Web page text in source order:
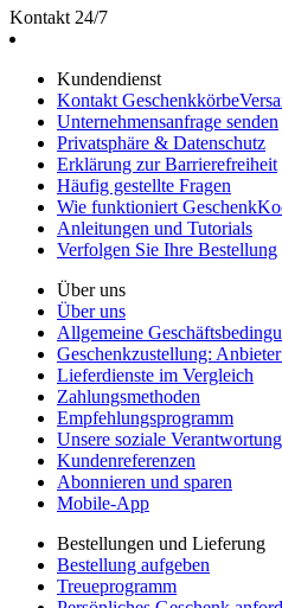
Kontakt 24/7
Kundendienst
Kontakt
Unternehmensanfrage senden
Privatsphäre & Datenschutz
Erklärung zur Barrierefreiheit
Häufig gestellte Fragen
Wie funktioniert
Anleitungen und Tutorials
Verfolgen Sie Ihre Bestellung
Über uns
Über uns
Allgemeine
Geschenkzustellung:
Lieferdienste im Vergleich
Zahlungsmethoden
Empfehlungsprogramm
Unsere soziale Verantwortung
Kundenreferenzen
Abonnieren und sparen
Mobile-App
Bestellungen und Lieferung
Bestellung aufgeben
Treueprogramm